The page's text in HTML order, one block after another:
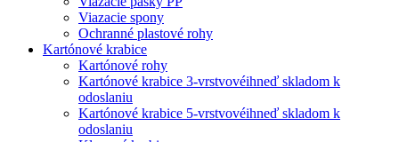
Viazacie spony
Ochranné plastové rohy
Kartónové krabice
Kartónové rohy
Kartónové krabice 3-vrstvovéihneď skladom k
odoslaniu
Kartónové krabice 5-vrstvovéihneď skladom k
odoslaniu